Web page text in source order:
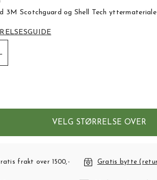
3M Scotchguard og Shell Tech yttermateriale
VELG STØRRELSE OVER
frakt over 1500,- Gratis bytte